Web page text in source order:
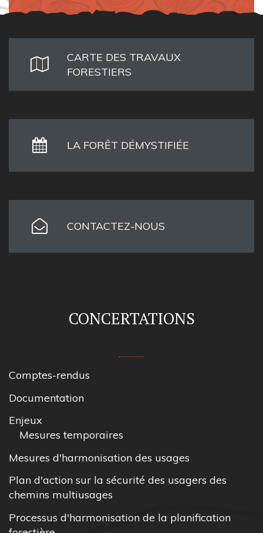
CARTE DES TRAVAUX
FORESTIERS
LA FORÊT DÉMYSTIFIÉE
CONTACTEZ-NOUS
CONCERTATIONS
Comptes-rendus
Documentation
Enjeux
Mesures temporaires
Mesures d'harmonisation des usages
Plan d'action sur la sécurité des usagers des
chemins multiusages
Processus d'harmonisation de la planification